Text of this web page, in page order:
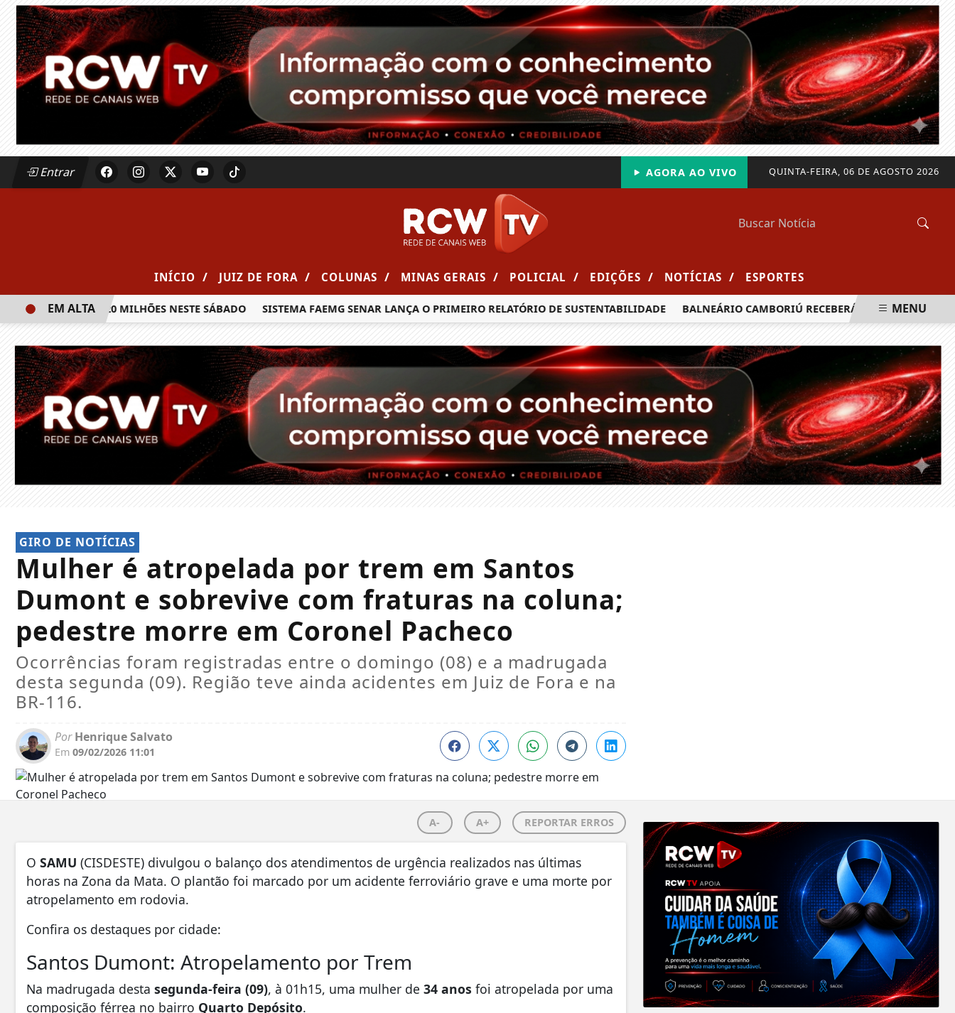
Entrar QUINTA-FEIRA, 06 DE AGOSTO 2026
AGORA AO VIVO
INÍCIO / JUIZ DE FORA / COLUNAS / MINAS GERAIS / POLICIAL / EDIÇÕES / NOTÍCIAS / ESPORTES
PRÊMIO DE R$ 20 MILHÕES NESTE SÁBADO SISTEMA FAEMG SENAR LANÇA O PRIMEIRO RELATÓRIO DE SUSTENTABILIDADE BALNEÁRIO CAMBORIÚ RECEBERÁ MAIS DE 120
EM ALTA MENU
GIRO DE NOTÍCIAS
Mulher é atropelada por trem em Santos
Dumont e sobrevive com fraturas na coluna;
pedestre morre em Coronel Pacheco
Ocorrências foram registradas entre o domingo (08) e a madrugada
desta segunda (09). Região teve ainda acidentes em Juiz de Fora e na
BR-116.
PorHenrique Salvato
Em 09/02/2026 11:01
A- A+ REPORTAR ERROS
O SAMU (CISDESTE) divulgou o balanço dos atendimentos de urgência realizados nas últimas
horas na Zona da Mata. O plantão foi marcado por um acidente ferroviário grave e uma morte por
atropelamento em rodovia.
Confira os destaques por cidade:
Santos Dumont: Atropelamento por Trem
Na madrugada desta segunda-feira (09), à 01h15, uma mulher de 34 anos foi atropelada por uma
composição férrea no bairro Quarto Depósito.